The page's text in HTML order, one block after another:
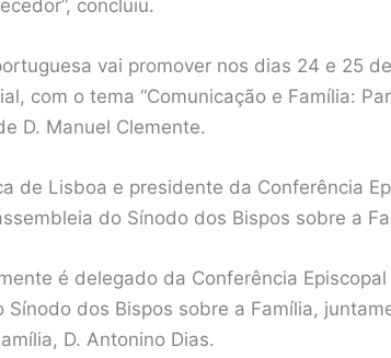
concluiu.
vai promover nos dias 24 e 25
com o tema “Comunicação e Família:
D. Manuel Clemente.
de Lisboa e presidente da Conferência
do Sínodo dos Bispos sobre a
é delegado da Conferência
Sínodo dos Bispos sobre a Família,
D. Antonino Dias.